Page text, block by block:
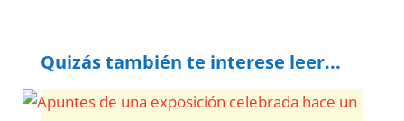
Quizás también te interese leer...